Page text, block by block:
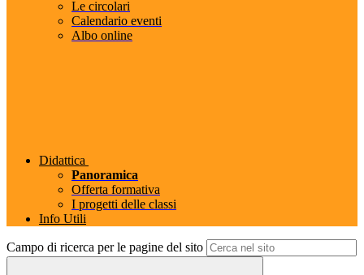
Le circolari
Calendario eventi
Albo online
Didattica
Panoramica
Offerta formativa
I progetti delle classi
Info Utili
Campo di ricerca per le pagine del sito